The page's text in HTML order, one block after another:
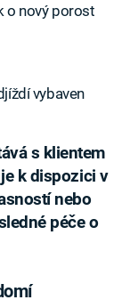
o nový porost
vybaven
s klientem
k dispozici v
nebo
péče o